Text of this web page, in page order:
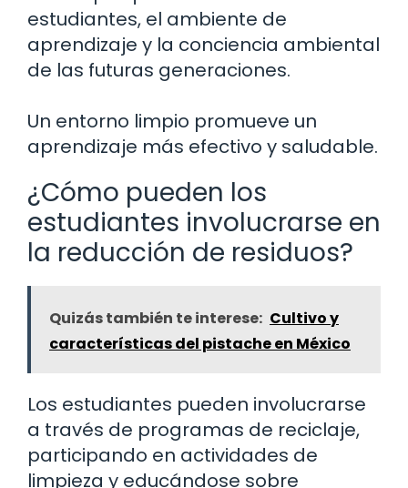
estudiantes, el ambiente de
aprendizaje y la conciencia ambiental
de las futuras generaciones.
Un entorno limpio promueve un
aprendizaje más efectivo y saludable.
¿Cómo pueden los
estudiantes involucrarse en
la reducción de residuos?
Quizás también te interese: Cultivo y
características del pistache en México
Los estudiantes pueden involucrarse
a través de programas de reciclaje,
participando en actividades de
limpieza y educándose sobre